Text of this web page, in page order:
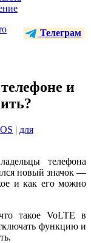
Телеграм
и
| для
телефона
новый значок —
и как его можно
такое VoLTE в
функцию и